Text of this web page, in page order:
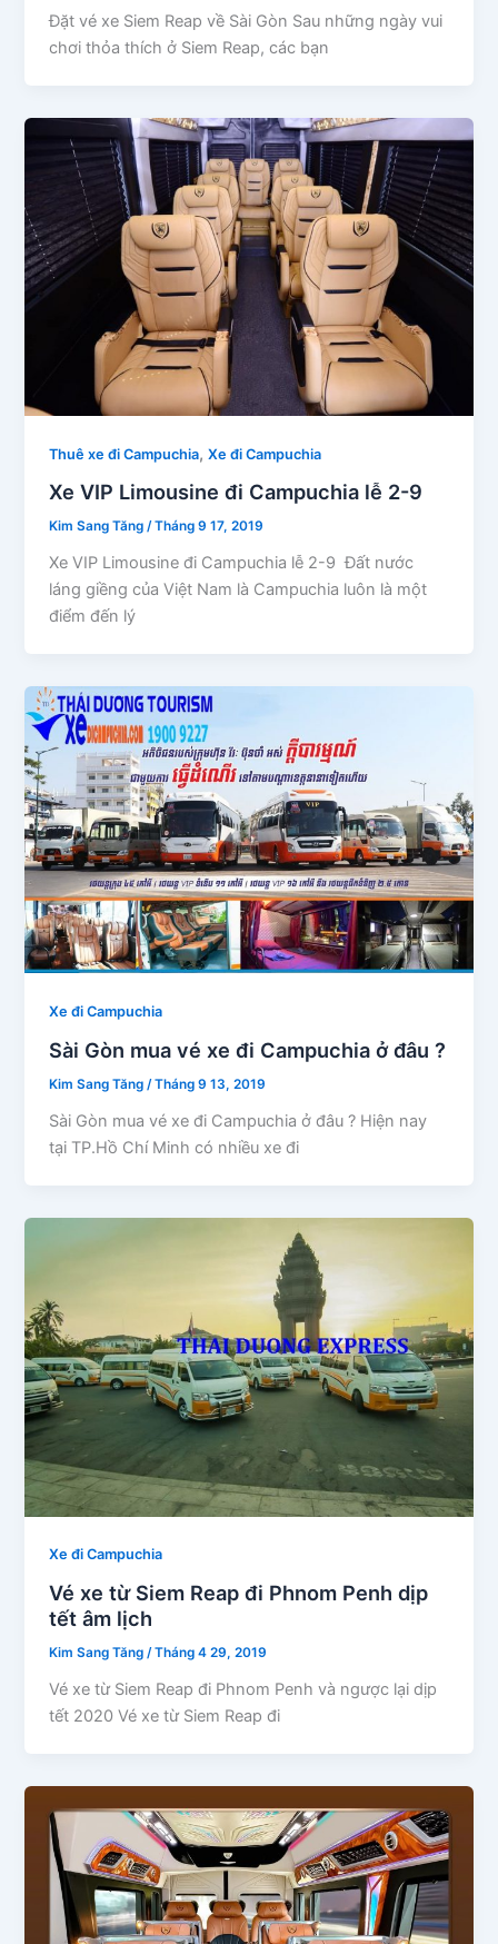
Đặt vé xe Siem Reap về Sài Gòn Sau những ngày vui
chơi thỏa thích ở Siem Reap, các bạn
Thuê xe đi Campuchia,Xe đi Campuchia
Xe VIP Limousine đi Campuchia lễ 2-9
Kim Sang Tăng/Tháng 9 17, 2019
Xe VIP Limousine đi Campuchia lễ 2-9 Đất nước
láng giềng của Việt Nam là Campuchia luôn là một
điểm đến lý
Xe đi Campuchia
Sài Gòn mua vé xe đi Campuchia ở đâu ?
Kim Sang Tăng/Tháng 9 13, 2019
Sài Gòn mua vé xe đi Campuchia ở đâu ? Hiện nay
tại TP.Hồ Chí Minh có nhiều xe đi
Xe đi Campuchia
Vé xe từ Siem Reap đi Phnom Penh dịp
tết âm lịch
Kim Sang Tăng/Tháng 4 29, 2019
Vé xe từ Siem Reap đi Phnom Penh và ngược lại dịp
tết 2020 Vé xe từ Siem Reap đi